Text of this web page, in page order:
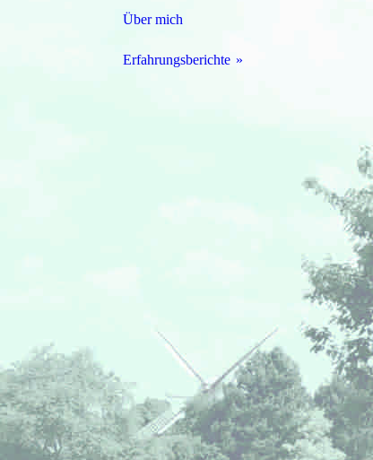
Über mich
Erfahrungsberichte